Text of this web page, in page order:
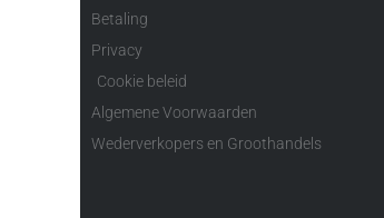
Betaling
Privacy
Cookie beleid
Algemene Voorwaarden
Wederverkopers en Groothandels